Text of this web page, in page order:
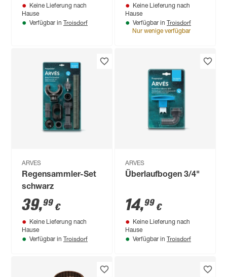
Keine Lieferung nach
Hause
Verfügbar in Troisdorf
Keine Lieferung nach
Hause
Verfügbar in Troisdorf
Nur wenige verfügbar
ARVES
Regensammler-Set
schwarz
39,99 €
Keine Lieferung nach
Hause
Verfügbar in Troisdorf
ARVES
Überlaufbogen 3/4"
14,99 €
Keine Lieferung nach
Hause
Verfügbar in Troisdorf